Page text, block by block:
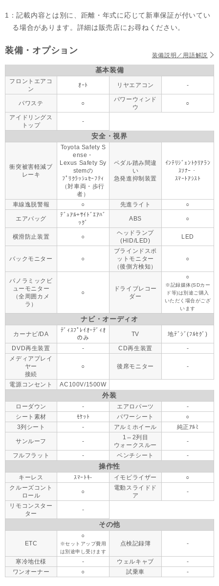
1：記載内容とは別に、距離・年式に応じて新車保証が付いてい
る場合があります。詳細は販売店にお尋ねください。
装備・オプション 装備説明／用語解説
基本装備
フロントエアコ
ン
ｵｰﾄ リヤエアコン -
パワステ ○
パワーウィンド
ウ
○
アイドリングス
トップ
-
安全・視界
衝突被害軽減ブ
レーキ
Toyota Safety S
ense・
Lexus Safety Sy
stemの
ﾌﾟﾘｸﾗｯｼｭｾｰﾌﾃｨ
（対車両・歩行
者）
ペダル踏み間違
い
急発進抑制装置
ｲﾝﾃﾘｼﾞｪﾝﾄｸﾘｱﾗﾝ
ｽｿﾅｰ・
ｽﾏｰﾄｱｼｽﾄ
車線逸脱警報 ○ 先進ライト ○
エアバッグ
ﾃﾞｭｱﾙ+ｻｲﾄﾞｴｱﾊﾞ
ｯｸﾞ
ABS ○
横滑防止装置 ○
ヘッドランプ
(HID/LED)
LED
バックモニター ○
ブラインドスポ
ットモニター
（後側方検知）
○
パノラミックビ
ューモニター
（全周囲カメ
ラ）
○
ドライブレコー
ダー
○
※記録媒体(SDカー
ド等)は別途ご購入
いただく場合がござ
います
ナビ・オーディオ
カーナビ/DA
ﾃﾞｨｽﾌﾟﾚｲｵｰﾃﾞｨｵ
のみ
TV 地ﾃﾞｼﾞ(ﾌﾙｾｸﾞ)
DVD再生装置 - CD再生装置
-
メディアプレイ
ヤー
接続
○ 後席モニター -
電源コンセント AC100V/1500W
外装
ローダウン - エアロパーツ
-
シート素材
ﾓｹｯﾄ パワーシート
○
3列シート
- アルミホイール 純正ｱﾙﾐ
サンルーフ -
1⇔2列目
ウォークスルー
-
フルフラット - ベンチシート -
操作性
キーレス ｽﾏｰﾄｷ- イモビライザー
○
クルーズコント
ロール
○
電動スライドド
ア
-
リモコンスター
ター
-
その他
ETC
○
※セットアップ費用
は別途申し受けます
点検記録簿 -
寒冷地仕様 - ウェルキャブ
-
ワンオーナー
○ 試乗車 -